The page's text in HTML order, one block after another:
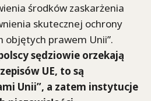
środków zaskarżenia
skutecznej ochrony
objętych prawem Unii”.
sędziowie orzekają
UE, to są
Unii”, a zatem instytucje